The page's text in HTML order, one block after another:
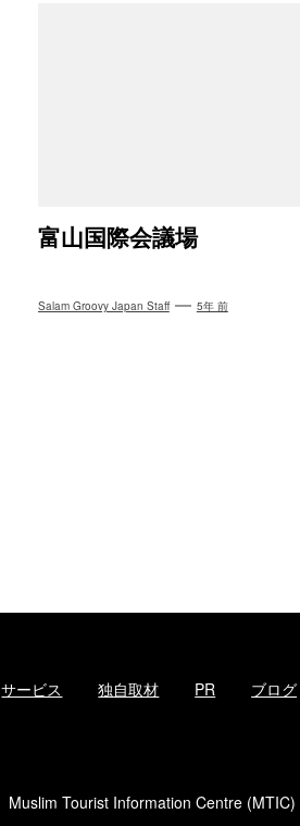
富山国際会議場
Salam Groovy Japan Staff 5年 前
ョ
サービス 独自取材 PR ブログ
Muslim Tourist Information Centre